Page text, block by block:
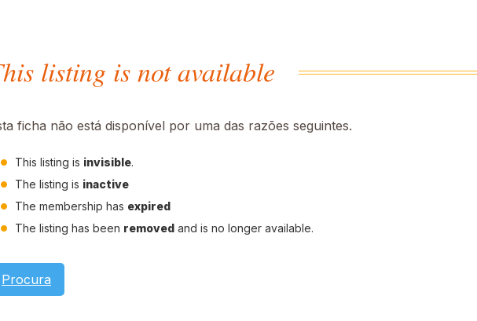
listing is not available
ficha não está disponível por uma das razões seguintes.
This listing is invisible.
The listing is inactive
The membership has expired
The listing has been removed and is no longer available.
Procura